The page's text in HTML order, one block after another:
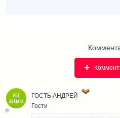
ГОСТЬ АНДРЕЙ
Гости